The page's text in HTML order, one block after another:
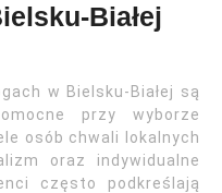
Białej
w Bielsku-Białej są
przy wyborze
osób chwali lokalnych
oraz indywidualne
często podkreślają